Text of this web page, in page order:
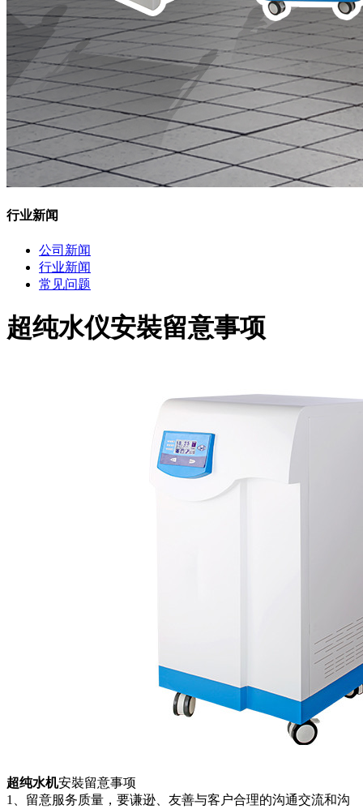
行业新闻
公司新闻
行业新闻
常见问题
超纯水仪安裝留意事项
超纯水机安裝留意事项
1、留意服务质量，要谦逊、友善与客户合理的沟通交流和沟